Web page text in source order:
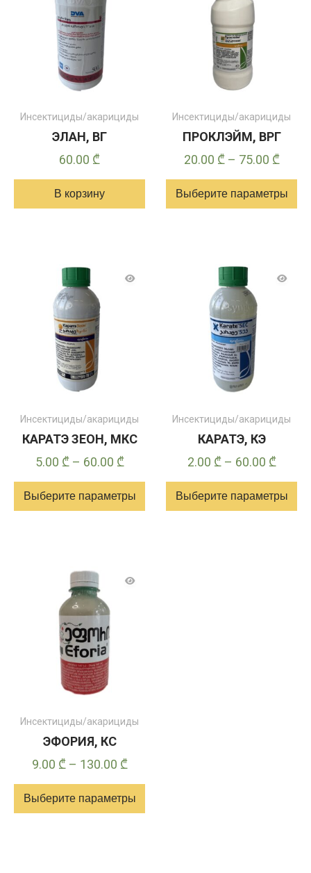
Инсектициды/акарициды
ЭЛАН, ВГ
60.00 ₾
В корзину
Инсектициды/акарициды
ПРОКЛЭЙМ, ВРГ
20.00 ₾ – 75.00 ₾
цен:
Выберите параметры
несколько
вариантов.
Опции
можно
выбрать
на
странице
товара
Инсектициды/акарициды
КАРАТЭ ЗЕОН, МКС
5.00 ₾ – 60.00 ₾Диапазон
цен:
5.00 ₾
Выберите параметры
несколько
вариантов.
Опции
можно
выбрать
на
странице
товара
Инсектициды/акарициды
КАРАТЭ, КЭ
2.00 ₾ – 60.00 ₾
цен:
2.00 ₾
Выберите параметры
Инсектициды/акарициды
ЭФОРИЯ, КС
9.00 ₾ – 130.00 ₾Диапазон
цен:
9.00 ₾
Выберите параметры